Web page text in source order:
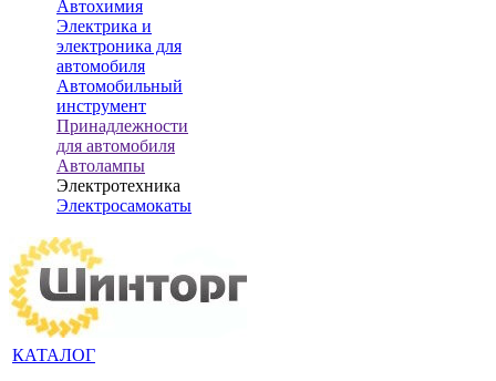
Автохимия
Электрика и
электроника для
автомобиля
Автомобильный
инструмент
Принадлежности
для автомобиля
Автолампы
Электротехника
Электросамокаты
КАТАЛОГ